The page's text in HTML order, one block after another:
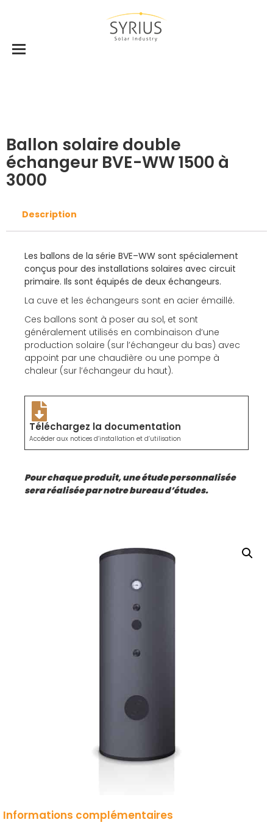
Accueil Ballons Eau chaude sanitaire
Ballon solaire double échangeur BVE-WW
1500 à 3000
Ballon solaire double
échangeur BVE-WW 1500 à
3000
Description
Les ballons de la série BVE–WW sont spécialement
conçus pour des installations solaires avec circuit
primaire. Ils sont équipés de deux échangeurs.
La cuve et les échangeurs sont en acier émaillé.
Ces ballons sont à poser au sol, et sont
généralement utilisés en combinaison d’une
production solaire (sur l’échangeur du bas) avec
appoint par une chaudière ou une pompe à
chaleur (sur l’échangeur du haut).
Téléchargez la documentation
Accéder aux notices d’installation et d’utilisation
Pour chaque produit, une étude personnalisée
sera réalisée par notre bureau d’études.
Informations complémentaires